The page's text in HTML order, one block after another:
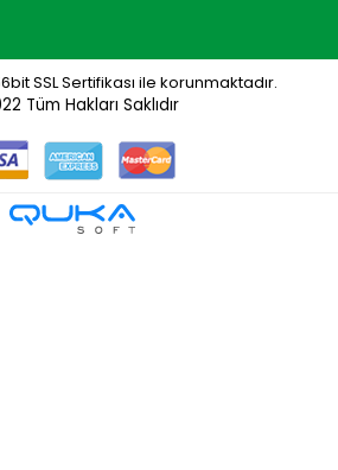
SSL Sertifikası ile korunmaktadır.
Tüm Hakları Saklıdır